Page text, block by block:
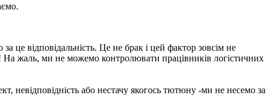
відповідальність. Це не брак і цей фактор зовсім не
жаль, ми не можемо контролювати працівників логістичних
невідповідність або нестачу якогось тютюну -ми не несемо за